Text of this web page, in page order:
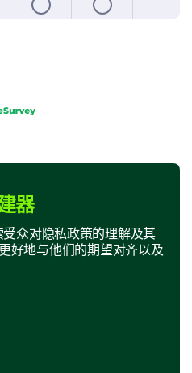
2器
众对隐私政策的理解及其
好地与他们的期望对齐以及